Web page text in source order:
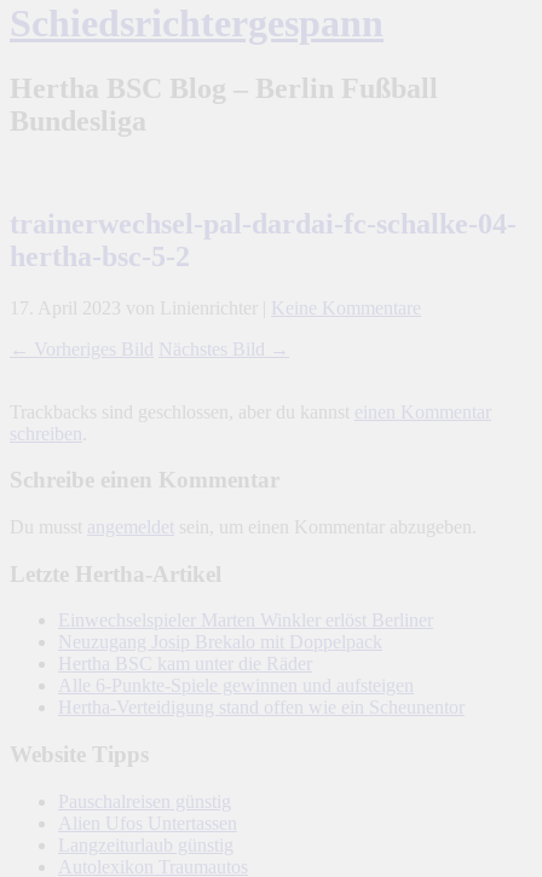
Schiedsrichtergespann
Hertha BSC Blog – Berlin Fußball
Bundesliga
trainerwechsel-pal-dardai-fc-schalke-04-
hertha-bsc-5-2
17. April 2023 von Linienrichter
Keine Kommentare
← Vorheriges Bild
Nächstes Bild →
Trackbacks sind geschlossen, aber du kannst einen Kommentar
schreiben
Schreibe einen Kommentar
Du musst angemeldet sein, um einen Kommentar abzugeben.
Letzte Hertha-Artikel
Einwechselspieler Marten Winkler erlöst Berliner
Neuzugang Josip Brekalo mit Doppelpack
Hertha BSC kam unter die Räder
Alle 6-Punkte-Spiele gewinnen und aufsteigen
Hertha-Verteidigung stand offen wie ein Scheunentor
Website Tipps
Pauschalreisen günstig
Alien Ufos Untertassen
Langzeiturlaub günstig
Autolexikon Traumautos